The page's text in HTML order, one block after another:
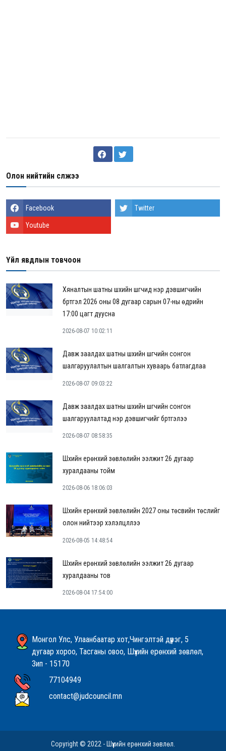
Олон нийтийн сүлжээ
Facebook Twitter
Youtube
Үйл явдлын товчоон
Хяналтын шатны шүүхийн шүүгчид нэр дэвшигчийн
бүртгэл 2026 оны 08 дугаар сарын 07-ны өдрийн
17:00 цагт дуусна
2026-08-07 10:02:11
Давж заалдах шатны шүүхийн шүүгчийн сонгон
шалгаруулалтын шалгалтын хуваарь батлагдлаа
2026-08-07 09:03:22
Давж заалдах шатны шүүхийн шүүгчийн сонгон
шалгаруулалтад нэр дэвшигчийг бүртгэлээ
2026-08-07 08:58:35
Шүүхийн ерөнхий зөвлөлийн ээлжит 26 дугаар
хуралдааны тойм
2026-08-06 18:06:03
Шүүхийн ерөнхий зөвлөлийн 2027 оны төсвийн төслийг
олон нийтээр хэлэлцүүллээ
2026-08-05 14:48:54
Шүүхийн ерөнхий зөвлөлийн ээлжит 26 дугаар
хуралдааны тов
2026-08-04 17:54:00
Монгол Улс, Улаанбаатар хот,Чингэлтэй дүүрэг, 5
дугаар хороо, Тасганы овоо, Шүүхийн ерөнхий зөвлөл,
Зип - 15170
77104949
contact@judcouncil.mn
Copyright © 2022 - Шүүхийн ерөнхий зөвлөл.